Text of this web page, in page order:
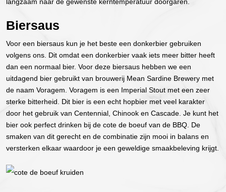
Biersaus
Voor een biersaus kun je het beste een donkerbier gebruiken
volgens ons. Dit omdat een donkerbier vaak iets meer bitter heeft
dan een normaal bier. Voor deze biersaus hebben we een
uitdagend bier gebruikt van brouwerij Mean Sardine Brewery met
de naam Voragem. Voragem is een Imperial Stout met een zeer
sterke bitterheid. Dit bier is een echt hopbier met veel karakter
door het gebruik van Centennial, Chinook en Cascade. Je kunt het
bier ook perfect drinken bij de cote de boeuf van de BBQ. De
smaken van dit gerecht en de combinatie zijn mooi in balans en
versterken elkaar waardoor je een geweldige smaakbeleving krijgt.